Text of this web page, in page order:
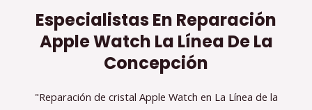
Especialistas En Reparación
Apple Watch La Línea De La
Concepción
"Reparación de cristal Apple Watch en La Línea de la